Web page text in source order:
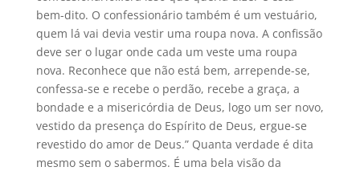
bem-dito. O confessionário também é um vestuário,
quem lá vai devia vestir uma roupa nova. A confissão
deve ser o lugar onde cada um veste uma roupa
nova. Reconhece que não está bem, arrepende-se,
confessa-se e recebe o perdão, recebe a graça, a
bondade e a misericórdia de Deus, logo um ser novo,
vestido da presença do Espírito de Deus, ergue-se
revestido do amor de Deus.” Quanta verdade é dita
mesmo sem o sabermos. É uma bela visão da